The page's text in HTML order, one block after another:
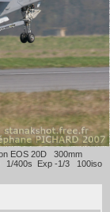
EOS 20D 300mm
1/400s Exp -1/3 100iso